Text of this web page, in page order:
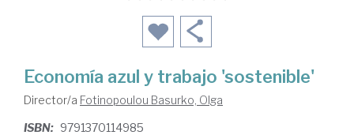
Economía azul y trabajo 'sostenible'
Director/a Fotinopoulou Basurko, Olga
ISBN: 9791370114985